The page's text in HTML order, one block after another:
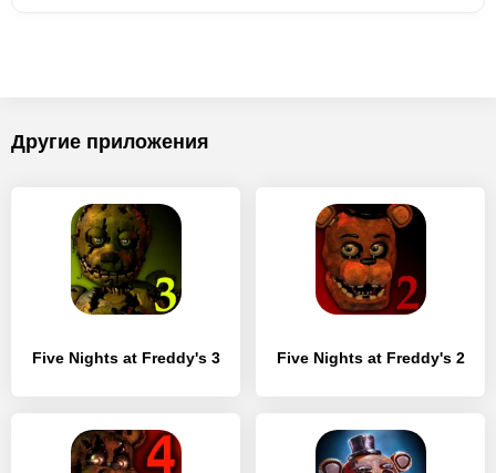
Другие приложения
Five Nights at Freddy's 3 Five Nights at Freddy's 2